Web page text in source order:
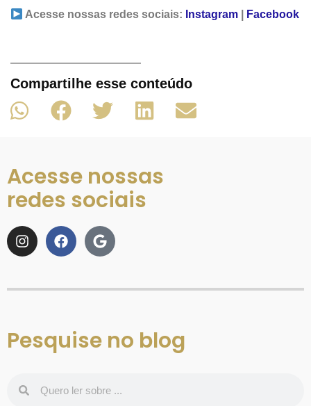
Acesse nossas redes sociais: Instagram Facebook
Compartilhe esse conteúdo
Acesse nossas
redes sociais
Pesquise no blog